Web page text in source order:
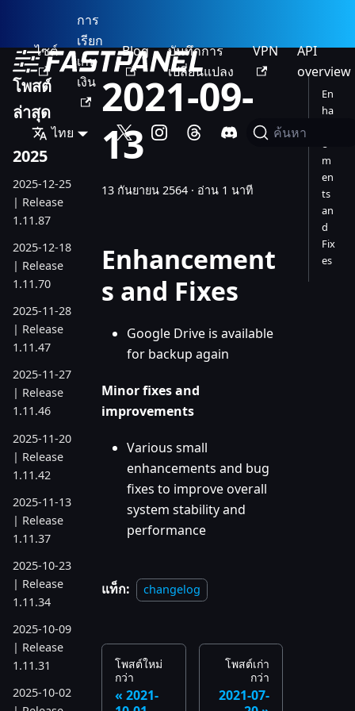
ไซต์
การ
เรียก
เก็บ
เงิน
Blog
บันทึกการ
เปลี่ยนแปลง
VPN
API
overview
ไทย ค้นหา
โพสต์
ล่าสุด
2025
2025-12-25
| Release
1.11.87
2025-12-18
| Release
1.11.70
2025-11-28
| Release
1.11.47
2025-11-27
| Release
1.11.46
2025-11-20
| Release
1.11.42
2025-11-13
| Release
1.11.37
2025-10-23
| Release
1.11.34
2025-10-09
| Release
1.11.31
2025-10-02
2021-09-
13
13 กันยายน 2564 · อ่าน 1 นาที
Enhancement
s and Fixes
Google Drive is available
for backup again
Minor fixes and
improvements
Various small
enhancements and bug
fixes to improve overall
system stability and
performance
แท็ก: changelog
โพสต์ใหม่
กว่า
2021-
โพสต์เก่า
กว่า
2021-07-
En
ha
e
m
en
ts
an
d
Fix
es